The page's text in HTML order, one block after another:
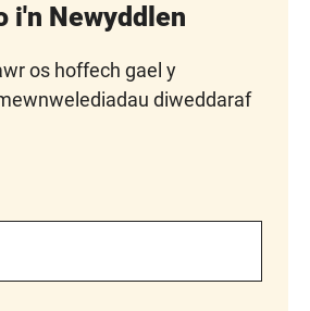
i'n Newyddlen
os hoffech gael y
diweddaraf